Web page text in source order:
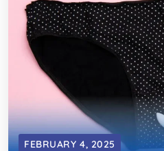
FEBRUARY 4, 2025